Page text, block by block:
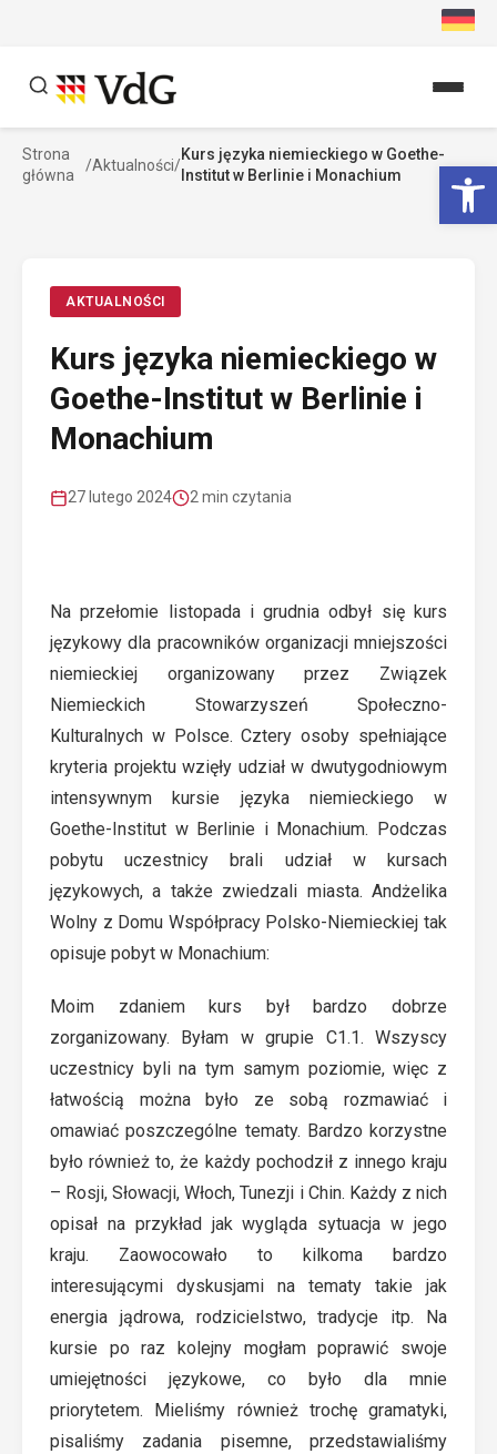
Szukaj
Strona
główna
/Aktualności/
Kurs języka niemieckiego w Goethe-
Institut w Berlinie i Monachium
AKTUALNOŚCI
Kurs języka niemieckiego w
Goethe-Institut w Berlinie i
Monachium
27 lutego 2024 2 min czytania
Na przełomie listopada i grudnia odbył się kurs
językowy dla pracowników organizacji mniejszości
niemieckiej organizowany przez Związek
Niemieckich Stowarzyszeń Społeczno-
Kulturalnych w Polsce. Cztery osoby spełniające
kryteria projektu wzięły udział w dwutygodniowym
intensywnym kursie języka niemieckiego w
Goethe-Institut w Berlinie i Monachium. Podczas
pobytu uczestnicy brali udział w kursach
językowych, a także zwiedzali miasta. Andżelika
Wolny z Domu Współpracy Polsko-Niemieckiej tak
opisuje pobyt w Monachium:
Moim zdaniem kurs był bardzo dobrze
zorganizowany. Byłam w grupie C1.1. Wszyscy
uczestnicy byli na tym samym poziomie, więc z
łatwością można było ze sobą rozmawiać i
omawiać poszczególne tematy. Bardzo korzystne
było również to, że każdy pochodził z innego kraju
– Rosji, Słowacji, Włoch, Tunezji i Chin. Każdy z nich
opisał na przykład jak wygląda sytuacja w jego
kraju. Zaowocowało to kilkoma bardzo
interesującymi dyskusjami na tematy takie jak
energia jądrowa, rodzicielstwo, tradycje itp. Na
kursie po raz kolejny mogłam poprawić swoje
umiejętności językowe, co było dla mnie
priorytetem. Mieliśmy również trochę gramatyki,
pisaliśmy zadania pisemne, przedstawialiśmy